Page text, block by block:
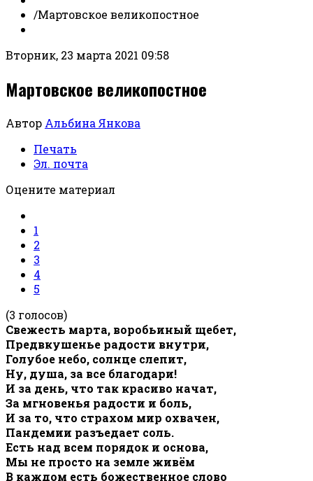
/Мартовское великопостное
Вторник, 23 марта 2021 09:58
Мартовское великопостное
Автор Альбина Янкова
Печать
Эл. почта
Оцените материал
1
2
3
4
5
(3 голосов)
Свежесть марта, воробьиный щебет,
Предвкушенье радости внутри,
Голубое небо, солнце слепит,
Ну, душа, за все благодари!
И за день, что так красиво начат,
За мгновенья радости и боль,
И за то, что страхом мир охвачен,
Пандемии разъедает соль.
Есть над всем порядок и основа,
Мы не просто на земле живём
В каждом есть божественное слово